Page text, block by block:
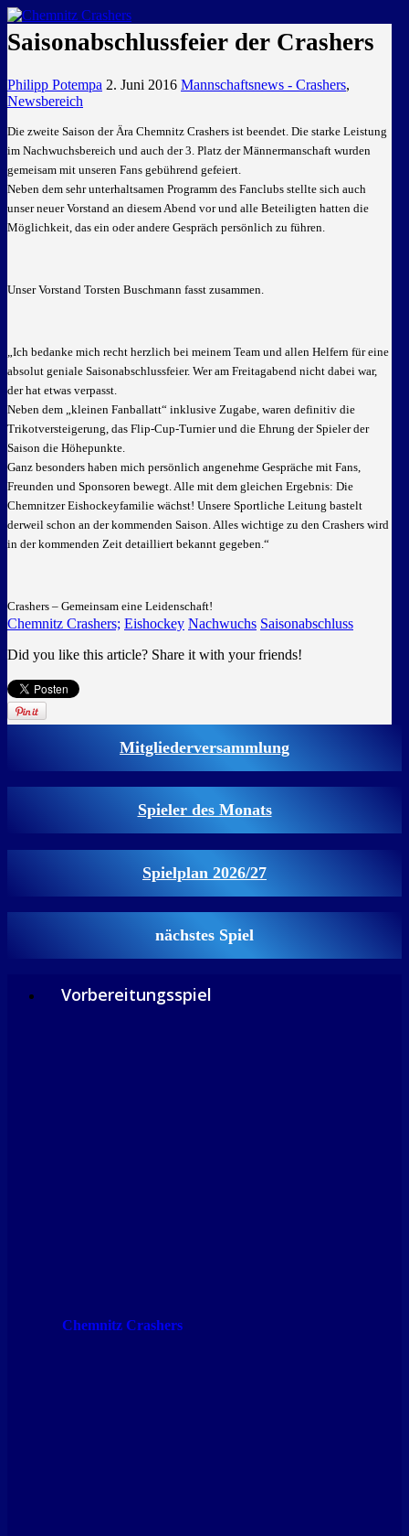
GEMEINSAM EINE LEIDENSCHAFT
Saisonabschlussfeier der Crashers
Philipp Potempa 2. Juni 2016 Mannschaftsnews - Crashers,
Newsbereich
Die zweite Saison der Ära Chemnitz Crashers ist beendet. Die starke Leistung
im Nachwuchsbereich und auch der 3. Platz der Männermanschaft wurden
gemeisam mit unseren Fans gebührend gefeiert.
Neben dem sehr unterhaltsamen Programm des Fanclubs stellte sich auch
unser neuer Vorstand an diesem Abend vor und alle Beteiligten hatten die
Möglichkeit, das ein oder andere Gespräch persönlich zu führen.
Unser Vorstand Torsten Buschmann fasst zusammen.
„Ich bedanke mich recht herzlich bei meinem Team und allen Helfern für eine
absolut geniale Saisonabschlussfeier. Wer am Freitagabend nicht dabei war,
der hat etwas verpasst.
Neben dem „kleinen Fanballatt“ inklusive Zugabe, waren definitiv die
Trikotversteigerung, das Flip-Cup-Turnier und die Ehrung der Spieler der
Saison die Höhepunkte.
Ganz besonders haben mich persönlich angenehme Gespräche mit Fans,
Freunden und Sponsoren bewegt. Alle mit dem gleichen Ergebnis: Die
Chemnitzer Eishockeyfamilie wächst! Unsere Sportliche Leitung bastelt
derweil schon an der kommenden Saison. Alles wichtige zu den Crashers wird
in der kommenden Zeit detailliert bekannt gegeben.“
Crashers – Gemeinsam eine Leidenschaft!
Chemnitz Crashers; Eishockey Nachwuchs Saisonabschluss
Did you like this article? Share it with your friends!
Mitgliederversammlung
Spieler des Monats
Spielplan 2026/27
nächstes Spiel
Vorbereitungsspiel
Chemnitz Crashers